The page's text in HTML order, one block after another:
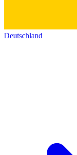
Deutschland